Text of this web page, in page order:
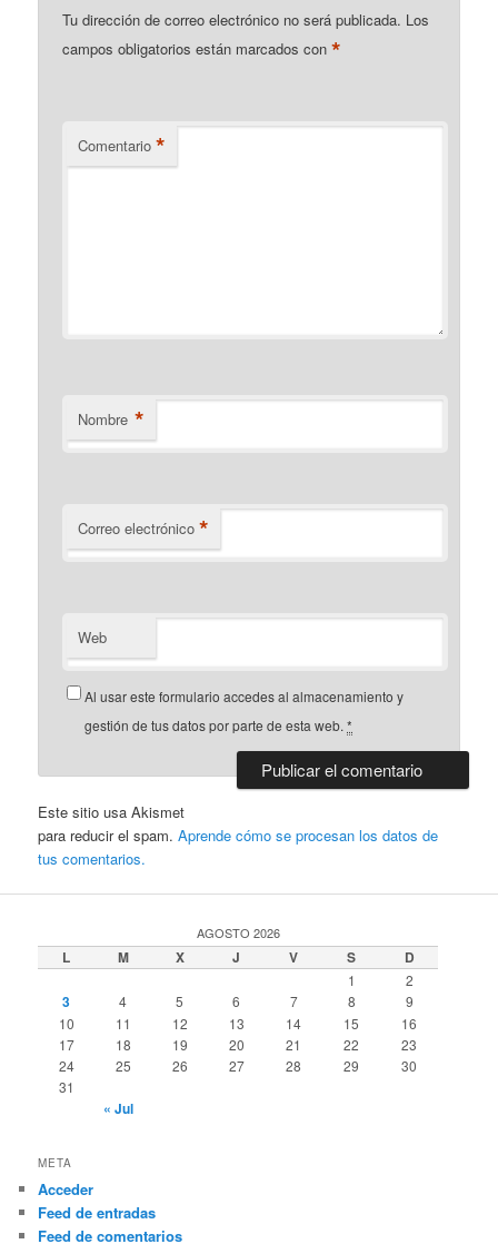
Tu dirección de correo electrónico no será publicada. Los
campos obligatorios están marcados con*
Comentario *
Nombre *
Correo electrónico *
Web
Al usar este formulario accedes al almacenamiento y
gestión de tus datos por parte de esta web.*
Este sitio usa Akismet
para reducir el spam.Aprende cómo se procesan los datos de
tus comentarios.
AGOSTO 2026
L M X J V S D
1 2
3 4 5 6 7 8
9
10
11 12 13 14 15
16
17
18 19 20 21 22
23
24
25 26 27 28 29
30
31
« Jul
META
Acceder
Feed de entradas
Feed de comentarios